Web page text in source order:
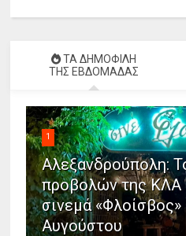
ΤΑ ΔΗΜΟΦΙΛΗ
ΤΗΣ ΕΒΔΟΜΑΔΑΣ
1
Αλεξανδρούπολη:
προβολών της ΚΛΑ
σινεμά
Αυγούστου